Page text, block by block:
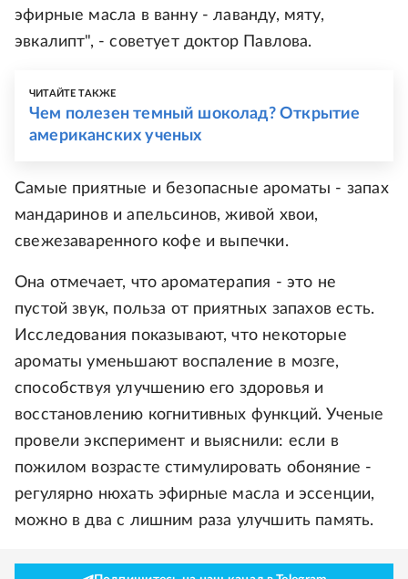
эфирные масла в ванну - лаванду, мяту,
эвкалипт", - советует доктор Павлова.
ЧИТАЙТЕ ТАКЖЕ
Чем полезен темный шоколад? Открытие
американских ученых
Самые приятные и безопасные ароматы - запах
мандаринов и апельсинов, живой хвои,
свежезаваренного кофе и выпечки.
Она отмечает, что ароматерапия - это не
пустой звук, польза от приятных запахов есть.
Исследования показывают, что некоторые
ароматы уменьшают воспаление в мозге,
способствуя улучшению его здоровья и
восстановлению когнитивных функций. Ученые
провели эксперимент и выяснили: если в
пожилом возрасте стимулировать обоняние -
регулярно нюхать эфирные масла и эссенции,
можно в два с лишним раза улучшить память.